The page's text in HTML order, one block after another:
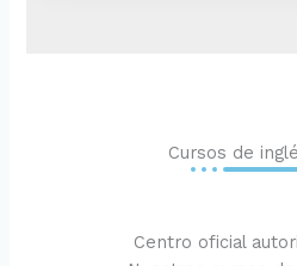
Cursos de
Centro oficial